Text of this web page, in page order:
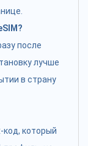
после
лучше
в страну
код, который